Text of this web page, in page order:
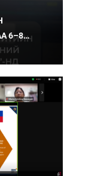
6–8